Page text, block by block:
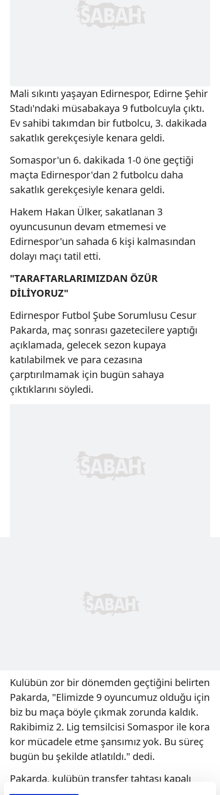
Mali sıkıntı yaşayan Edirnespor, Edirne Şehir
Stadı'ndaki müsabakaya 9 futbolcuyla çıktı.
Ev sahibi takımdan bir futbolcu, 3. dakikada
sakatlık gerekçesiyle kenara geldi.
Somaspor'un 6. dakikada 1-0 öne geçtiği
maçta Edirnespor'dan 2 futbolcu daha
sakatlık gerekçesiyle kenara geldi.
Hakem Hakan Ülker, sakatlanan 3
oyuncusunun devam etmemesi ve
Edirnespor'un sahada 6 kişi kalmasından
dolayı maçı tatil etti.
"TARAFTARLARIMIZDAN ÖZÜR
DİLİYORUZ"
Edirnespor Futbol Şube Sorumlusu Cesur
Pakarda, maç sonrası gazetecilere yaptığı
açıklamada, gelecek sezon kupaya
katılabilmek ve para cezasına
çarptırılmamak için bugün sahaya
çıktıklarını söyledi.
Kulübün zor bir dönemden geçtiğini belirten
Pakarda, "Elimizde 9 oyuncumuz olduğu için
biz bu maça böyle çıkmak zorunda kaldık.
Rakibimiz 2. Lig temsilcisi Somaspor ile kora
kor mücadele etme şansımız yok. Bu süreç
bugün bu şekilde atlatıldı." dedi.
Pakarda, kulübün transfer tahtası kapalı